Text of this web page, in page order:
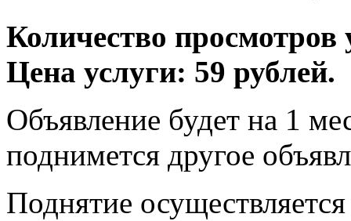
Количество просмотров
Цена услуги: 59 рублей.
Объявление будет на 1
поднимется другое
Поднятие